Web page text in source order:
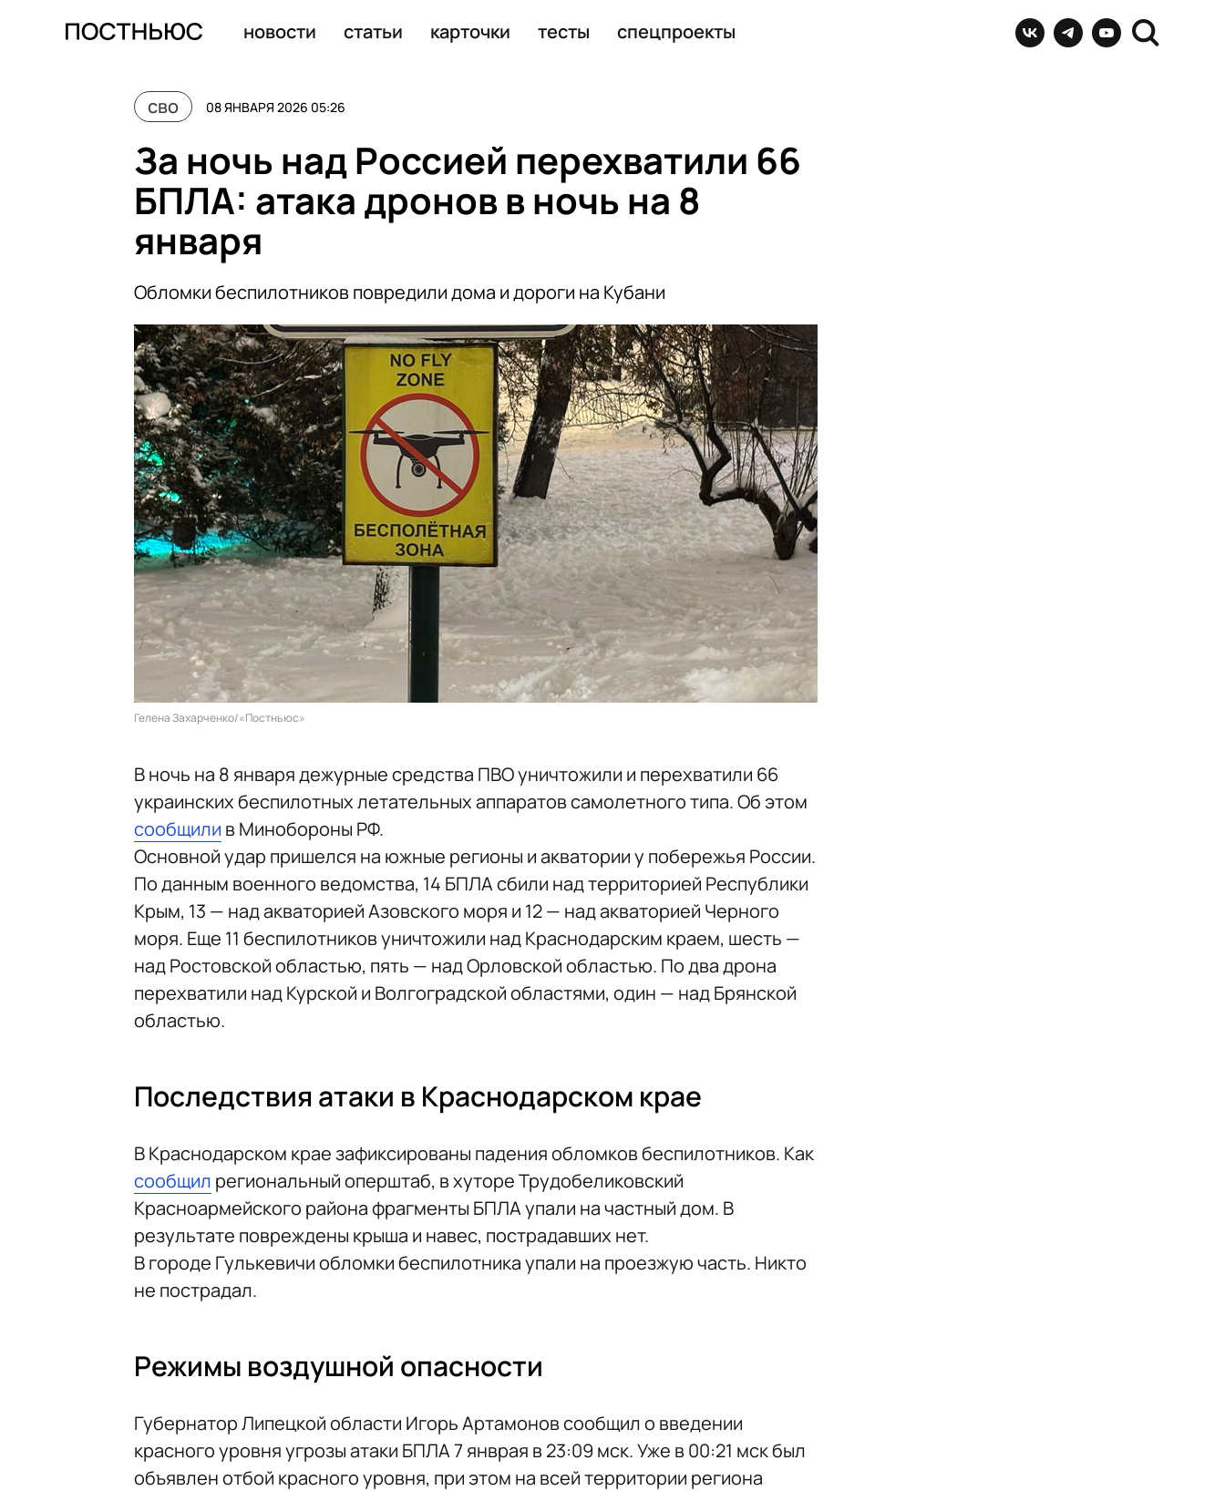
новости статьи карточки тесты спецпроекты
сво 08 ЯНВАРЯ 2026 05:26
За ночь над Россией перехватили 66
БПЛА: атака дронов в ночь на 8
января
Обломки беспилотников повредили дома и дороги на Кубани
Гелена Захарченко/«Постньюс»
В ночь на 8 января дежурные средства ПВО уничтожили и перехватили 66
украинских беспилотных летательных аппаратов самолетного типа. Об этом
сообщили в Минобороны РФ.
Основной удар пришелся на южные регионы и акватории у побережья России.
По данным военного ведомства, 14 БПЛА сбили над территорией Республики
Крым, 13 — над акваторией Азовского моря и 12 — над акваторией Черного
моря. Еще 11 беспилотников уничтожили над Краснодарским краем, шесть —
над Ростовской областью, пять — над Орловской областью. По два дрона
перехватили над Курской и Волгоградской областями, один — над Брянской
областью.
Последствия атаки в Краснодарском крае
В Краснодарском крае зафиксированы падения обломков беспилотников. Как
сообщил региональный оперштаб, в хуторе Трудобеликовский
Красноармейского района фрагменты БПЛА упали на частный дом. В
результате повреждены крыша и навес, пострадавших нет.
В городе Гулькевичи обломки беспилотника упали на проезжую часть. Никто
не пострадал.
Режимы воздушной опасности
Губернатор Липецкой области Игорь Артамонов сообщил о введении
красного уровня угрозы атаки БПЛА 7 янврая в 23:09 мск. Уже в 00:21 мск был
объявлен отбой красного уровня, при этом на всей территории региона